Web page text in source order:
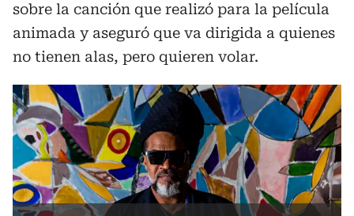
sobre la canción que realizó para la película
animada y aseguró que va dirigida a quienes
no tienen alas, pero quieren volar.